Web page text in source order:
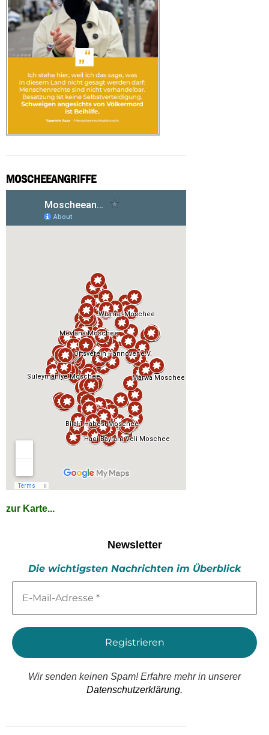
MOSCHEEANGRIFFE
zur Karte...
Newsletter
Die wichtigsten Nachrichten im Überblick
Mail-
*
Wir senden keinen Spam! Erfahre mehr in unserer
Datenschutzerklärung.